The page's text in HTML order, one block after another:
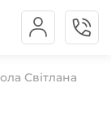
Світлана